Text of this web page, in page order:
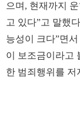
으며, 현재까지
고 있다”고 말했
능성이 크다”면
이 보조금이라고
한 범죄행위를 저